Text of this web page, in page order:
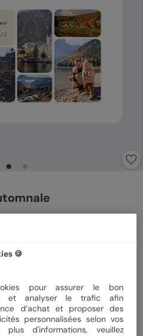
1 magnet
🍪
pour assurer le bon
et analyser le trafic afin
d’achat et proposer des
personnalisées selon vos
plus d'informations, veuillez